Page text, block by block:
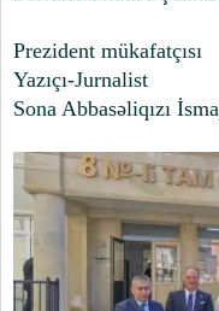
Prezident mükafatçısı
Yazıçı-Jurnalist
Sona Abbasəliqızı